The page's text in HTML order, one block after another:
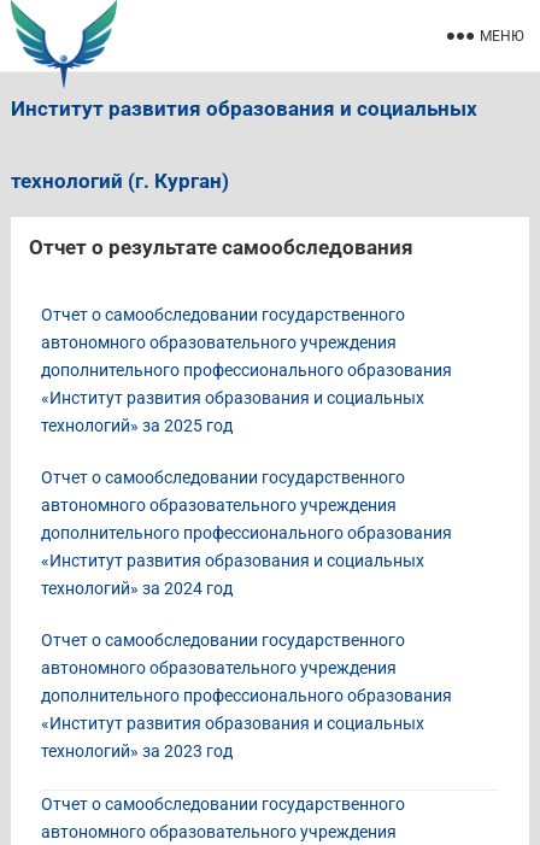
Институт развития образования и социальных
технологий (г. Курган)
МЕНЮ
Отчет о результате самообследования
Отчет о самообследовании государственного
автономного образовательного учреждения
дополнительного профессионального образования
«Институт развития образования и социальных
технологий» за 2025 год
Отчет о самообследовании государственного
автономного образовательного учреждения
дополнительного профессионального образования
«Институт развития образования и социальных
технологий» за 2024 год
Отчет о самообследовании государственного
автономного образовательного учреждения
дополнительного профессионального образования
«Институт развития образования и социальных
технологий» за 2023 год
Отчет о самообследовании государственного
автономного образовательного учреждения